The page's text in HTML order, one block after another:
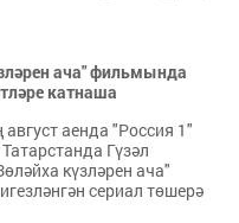
ача" фильмында
катнаша
аенда "Россия 1"
Гүзәл
күзләрен ача"
сериал төшерә